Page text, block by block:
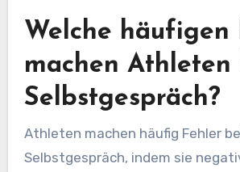
Welche häufigen
machen Athleten
Selbstgespräch?
Athleten machen häufig Fehler
Selbstgespräch, indem sie